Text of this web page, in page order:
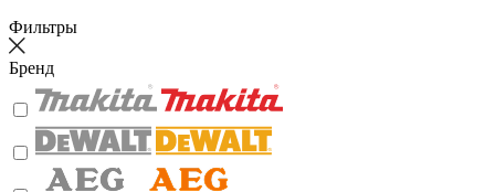
Фильтры
Бренд